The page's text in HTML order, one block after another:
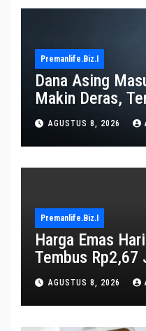
Premanlife.biz.i
Dana Asing
Makin Deras,
Triliun per Juni
AGUSTUS 8, 2026
Premanlife.biz.i
Harga Emas
Tembus Rp2,67
AGUSTUS 8, 2026